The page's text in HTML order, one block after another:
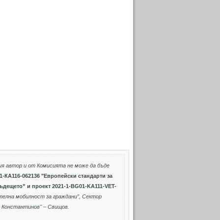
автор и от Комисията не може да бъде
КА116-062136 "Европейски стандарти за
и проект 2021-1-BG01-KA111-VET-
мобилност за граждани” , Сектор
Константинов" – Свищов.